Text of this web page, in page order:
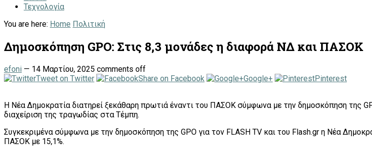
Τεχνολογία
You are here: Home Πολιτική
Δημοσκόπηση GPO: Στις 8,3 μονάδες η διαφορά ΝΔ και ΠΑΣΟΚ
efoni — 14 Μαρτίου, 2025 comments off
Tweet on Twitter
Share on Facebook Google+ Pinterest
Η Νέα Δημοκρατία διατηρεί ξεκάθαρη πρωτιά έναντι του ΠΑΣΟΚ σύμφωνα με την δημοσκόπηση της
διαχείριση της τραγωδίας στα Τέμπη.
Συγκεκριμένα σύμφωνα με την δημοσκόπηση της GPO για τον FLASH TV και του Flash.gr η Νέα
ΠΑΣΟΚ με 15,1%.